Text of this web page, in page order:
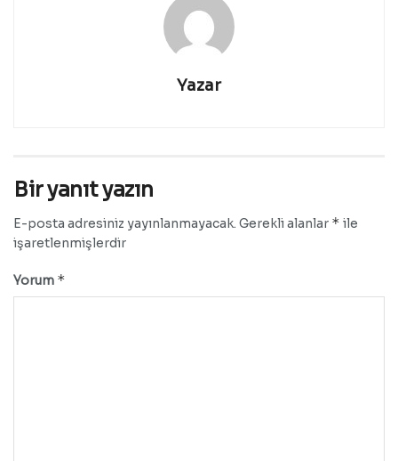
Yazar
Bir yanıt yazın
E-posta adresiniz yayınlanmayacak. Gerekli alanlar * ile
işaretlenmişlerdir
Yorum *